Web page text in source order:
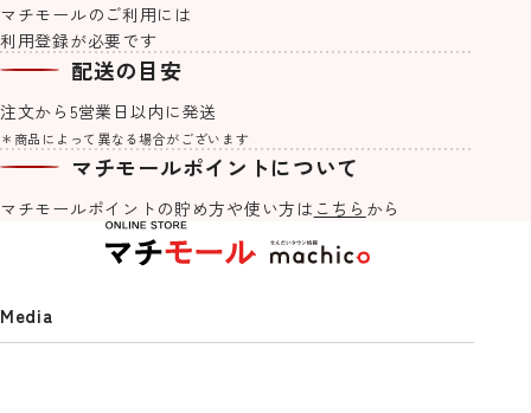
machicoオリジナルブレンド #Re
Lifeご自愛ハーブティー 3種セット
¥ 2,400(税込)
machicoオリジナル一覧を見る
宮城気仙沼加工 3種の鮪を使った
ネギトロ 1kg(500g×2PC）
¥3,980(税込)
せんだいタウン情報S-style 8月号
（2026年）
¥ 770(税込)
紙でできた軽くて丈夫なアクセサ
リー「kamimi」仙台七夕edition
《夏の大三角》
¥4,500(税込)
マチモールのご利用には
利用登録が必要です
配送の目安
注文から5営業日以内に発送
＊商品によって異なる場合がございます
マチモールポイントについて
マチモールポイントの貯め方や使い方は こちら から
Media